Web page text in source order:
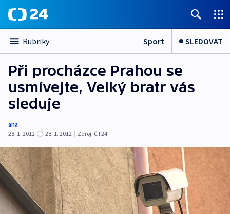
Rubriky Sport SLEDOVAT
Při procházce Prahou se
usmívejte, Velký bratr vás
sleduje
ana
28. 1. 2012
28. 1. 2012 | Zdroj: ČT24